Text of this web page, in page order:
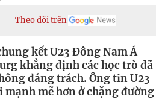
Theo dõi trên
kết U23 Đông Nam Á
khẳng định các học trò đã
đáng trách. Ông tin U23
mẽ hơn ở chặng đường